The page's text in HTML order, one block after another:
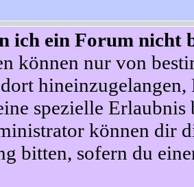
ich ein Forum nicht
können nur von
hineinzugelangen,
spezielle
können dir
bitten, sofern du